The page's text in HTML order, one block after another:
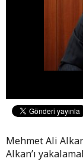
Mehmet Ali
Alkan’ı